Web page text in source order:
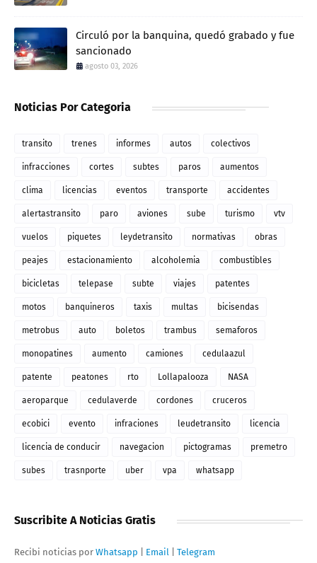
Circuló por la banquina, quedó grabado y fue
sancionado
agosto 03, 2026
Noticias Por Categoria
transito trenes informes autos colectivos
infracciones cortes subtes paros aumentos
clima licencias eventos transporte accidentes
alertastransito paro aviones sube turismo vtv
vuelos piquetes leydetransito normativas obras
peajes estacionamiento alcoholemia combustibles
bicicletas telepase subte viajes patentes
motos banquineros taxis multas bicisendas
metrobus auto boletos trambus semaforos
monopatines aumento camiones cedulaazul
patente peatones rto Lollapalooza NASA
aeroparque cedulaverde cordones cruceros
ecobici evento infraciones leudetransito licencia
licencia de conducir navegacion pictogramas premetro
subes trasnporte uber vpa whatsapp
Suscribite A Noticias Gratis
Recibi noticias por Whatsapp Email Telegram